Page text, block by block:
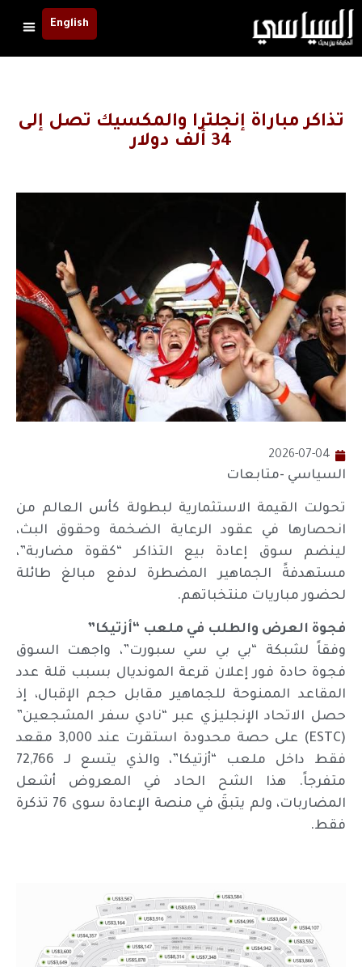
English
تذاكر مباراة إنجلترا والمكسيك تصل إلى
34 ألف دولار
2026-07-04
السياسي -متابعات
تحولت القيمة الاستثمارية لبطولة كأس العالم من
انحصارها في عقود الرعاية الضخمة وحقوق البث،
لينضم سوق إعادة بيع التذاكر “كقوة مضاربة”،
مستهدفةً الجماهير المضطرة لدفع مبالغ طائلة
لحضور مباريات منتخباتهم.
فجوة العرض والطلب في ملعب “أزتيكا”
وفقاً لشبكة “بي بي سي سبورت”، واجهت السوق
فجوة حادة فور إعلان قرعة المونديال بسبب قلة عدد
المقاعد الممنوحة للجماهير مقابل حجم الإقبال، إذ
حصل الاتحاد الإنجليزي عبر “نادي سفر المشجعين”
(ESTC) على حصة محدودة استقرت عند 3,000 مقعد
فقط داخل ملعب “أزتيكا”، والذي يتسع لـ 72,766
متفرجاً. هذا الشح الحاد في المعروض أشعل
المضاربات، ولم يتبقَ في منصة الإعادة سوى 76 تذكرة
فقط.